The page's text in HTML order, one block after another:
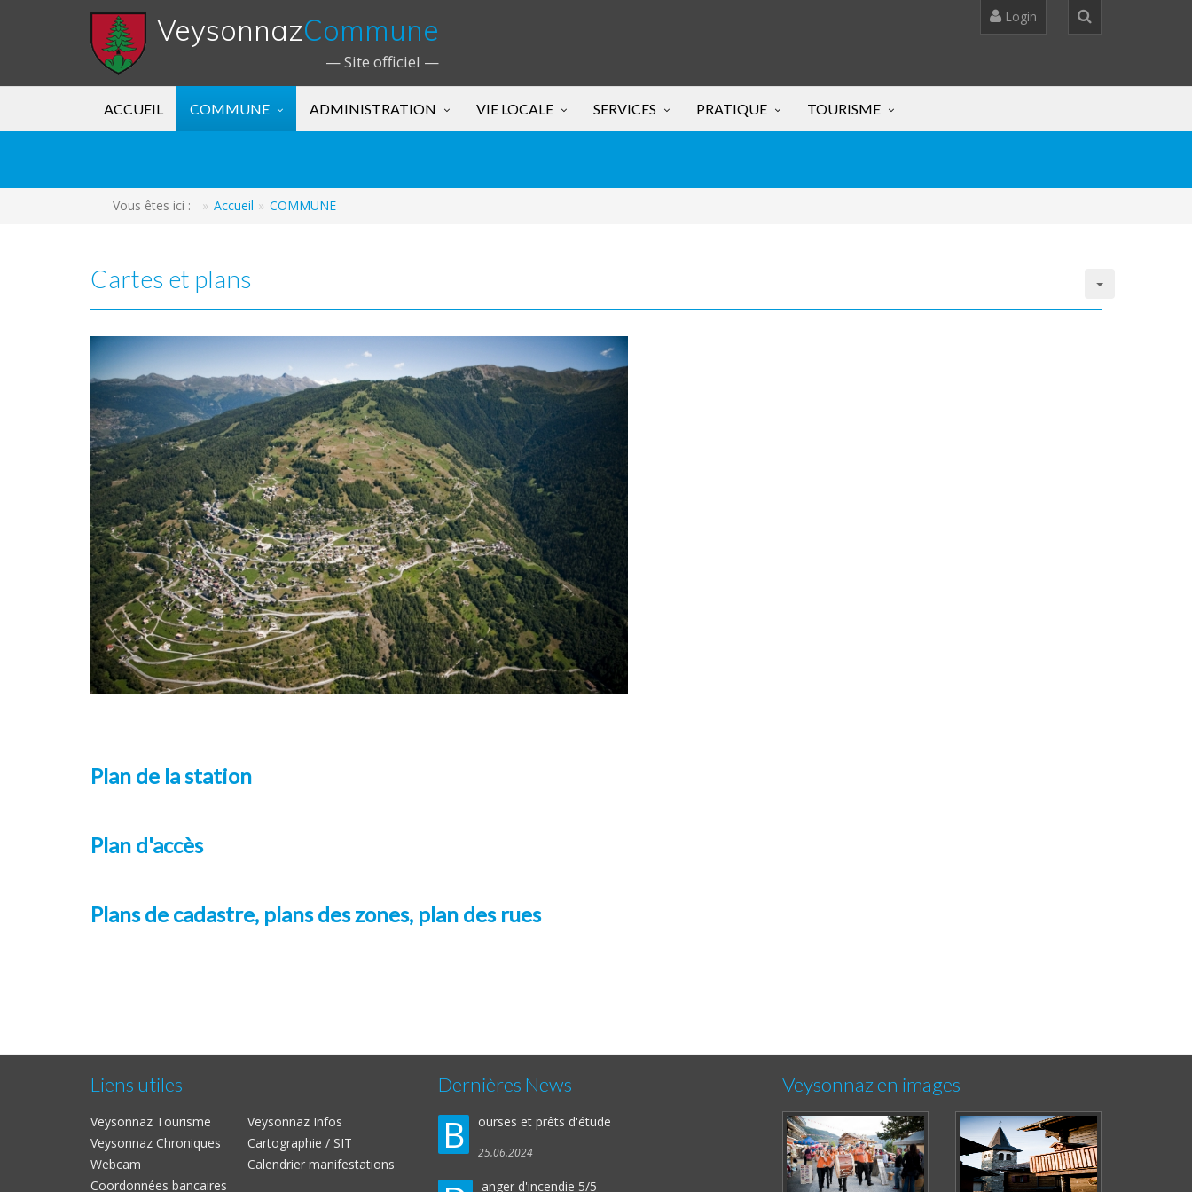
VeysonnazCommune
— Site officiel —
Login
ACCUEIL COMMUNE ADMINISTRATION VIE LOCALE SERVICES PRATIQUE TOURISME
Vous êtes ici : Accueil COMMUNE
Cartes et plans
Plan de la station
Plan d'accès
Plans de cadastre, plans des zones, plan des rues
Liens utiles
Veysonnaz Tourisme
Veysonnaz Infos
Veysonnaz Chroniques
Cartographie / SIT
Webcam
Calendrier manifestations
Coordonnées bancaires
Dernières News
B ourses et prêts d'étude
25.06.2024
anger d'incendie 5/5
Veysonnaz en images